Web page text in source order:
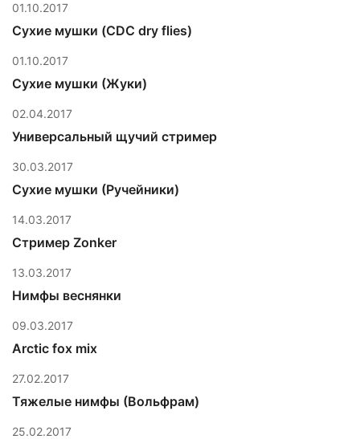
01.10.2017
Сухие мушки (CDC dry flies)
01.10.2017
Сухие мушки (Жуки)
02.04.2017
Универсальный щучий стример
30.03.2017
Сухие мушки (Ручейники)
14.03.2017
Стример Zonker
13.03.2017
Нимфы веснянки
09.03.2017
Arctic fox mix
27.02.2017
Тяжелые нимфы (Вольфрам)
25.02.2017